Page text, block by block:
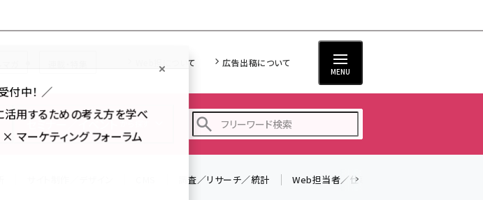
Web担について 広告出稿について
MENU
セミナー／イベント から探す
調査／リサーチ／統計 Web担当者／仕事
付中！ ／
活用するための考え方を学べ
マーケティング フォーラム